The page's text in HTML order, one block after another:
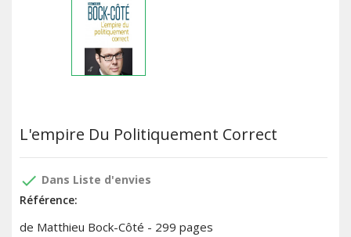
L'empire Du Politiquement Correct
done Dans Liste d'envies
Référence:
de Matthieu Bock-Côté - 299 pages